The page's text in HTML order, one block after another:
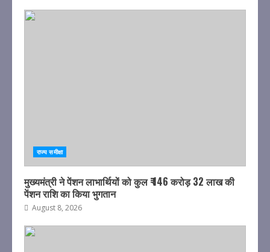
राज्य समीक्षा
मुख्यमंत्री ने पेंशन लाभार्थियों को कुल ₹ 146 करोड़ 32 लाख की
पेंशन राशि का किया भुगतान
August 8, 2026